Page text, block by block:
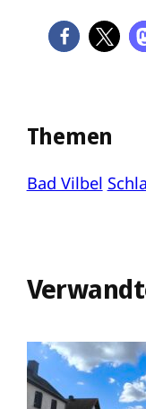
Themen
Bad Vilbel